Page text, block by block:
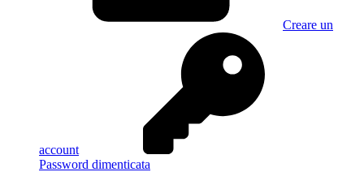
Creare un
account
Password dimenticata